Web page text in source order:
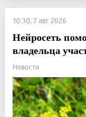
10:30, 7 авг 2026
Нейросеть
владельца
Новости